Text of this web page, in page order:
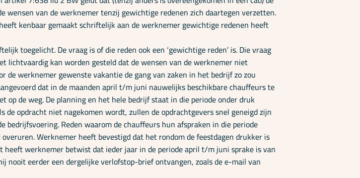
van de werknemer tenzij gewichtige redenen zich daartegen verzetten.
kenbaar gemaakt schriftelijk aan de werknemer gewichtige redenen heeft
toegelicht. De vraag is of die reden ook een ‘gewichtige reden’ is. Die vraag
kan worden gesteld dat de wensen van de werknemer niet
de werknemer gewenste vakantie de gang van zaken in het bedrijf zo zou
dat in de maanden april t/m juni nauwelijks beschikbare chauffeurs te
de weg. De planning en het hele bedrijf staat in die periode onder druk
opdracht niet nagekomen wordt, zullen de opdrachtgevers snel geneigd zijn
Reden waarom de chauffeurs hun afspraken in die periode
Werknemer heeft bevestigd dat het rondom de feestdagen drukker is
werknemer betwist dat ieder jaar in de periode april t/m juni sprake is van
eerder een dergelijke verlofstop-brief ontvangen, zoals de e-mail van